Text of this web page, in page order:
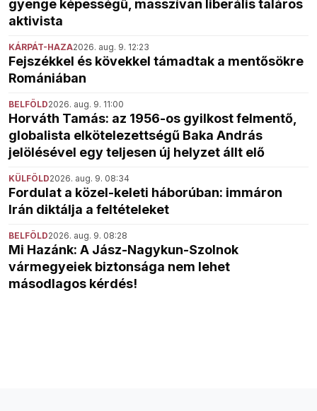
gyenge képességű, masszívan liberális taláros
aktivista
KÁRPÁT-HAZA2026. aug. 9. 12:23
Fejszékkel és kövekkel támadtak a mentősökre
Romániában
BELFÖLD2026. aug. 9. 11:00
Horváth Tamás: az 1956-os gyilkost felmentő,
globalista elkötelezettségű Baka András
jelölésével egy teljesen új helyzet állt elő
KÜLFÖLD2026. aug. 9. 08:34
Fordulat a közel-keleti háborúban: immáron
Irán diktálja a feltételeket
BELFÖLD2026. aug. 9. 08:28
Mi Hazánk: A Jász-Nagykun-Szolnok
vármegyeiek biztonsága nem lehet
másodlagos kérdés!